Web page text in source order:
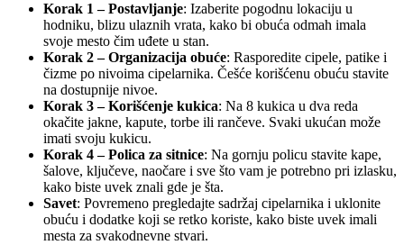
Korak 1 – Postavljanje: Izaberite pogodnu lokaciju u
hodniku, blizu ulaznih vrata, kako bi obuća odmah imala
svoje mesto čim uđete u stan.
Korak 2 – Organizacija obuće: Rasporedite cipele, patike i
čizme po nivoima cipelarnika. Češće korišćenu obuću stavite
na dostupnije nivoe.
Korak 3 – Korišćenje kukica: Na 8 kukica u dva reda
okačite jakne, kapute, torbe ili rančeve. Svaki ukućan može
imati svoju kukicu.
Korak 4 – Polica za sitnice: Na gornju policu stavite kape,
šalove, ključeve, naočare i sve što vam je potrebno pri izlasku,
kako biste uvek znali gde je šta.
Savet: Povremeno pregledajte sadržaj cipelarnika i uklonite
obuću i dodatke koji se retko koriste, kako biste uvek imali
mesta za svakodnevne stvari.